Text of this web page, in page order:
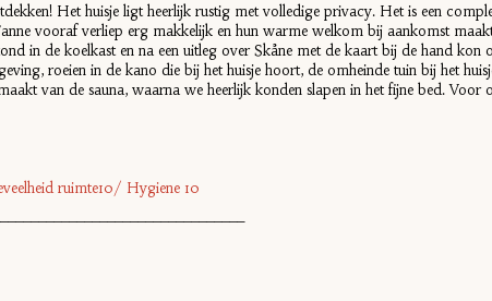
Het huisje ligt heerlijk rustig met volledige privacy. Het is een
vooraf verliep erg makkelijk en hun warme welkom bij aankomst
in de koelkast en na een uitleg over Skåne met de kaart bij de hand kon
roeien in de kano die bij het huisje hoort, de omheinde tuin bij het
van de sauna, waarna we heerlijk konden slapen in het fijne bed. Voor
ruimte10/ Hygiene 10